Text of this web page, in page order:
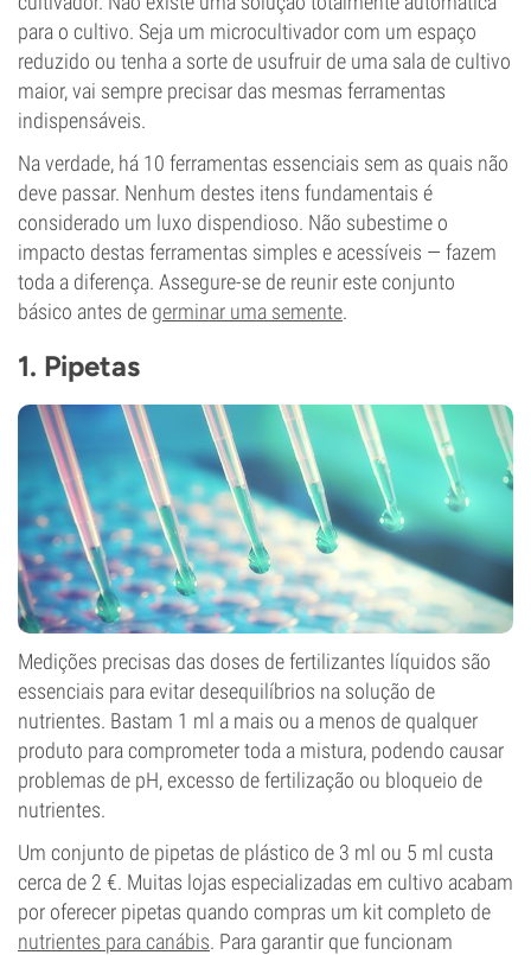
para o cultivo. Seja um microcultivador com um espaço
reduzido ou tenha a sorte de usufruir de uma sala de cultivo
maior, vai sempre precisar das mesmas ferramentas
indispensáveis.
Na verdade, há 10 ferramentas essenciais sem as quais não
deve passar. Nenhum destes itens fundamentais é
considerado um luxo dispendioso. Não subestime o
impacto destas ferramentas simples e acessíveis — fazem
toda a diferença. Assegure-se de reunir este conjunto
básico antes de germinar uma semente.
1. Pipetas
Medições precisas das doses de fertilizantes líquidos são
essenciais para evitar desequilíbrios na solução de
nutrientes. Bastam 1 ml a mais ou a menos de qualquer
produto para comprometer toda a mistura, podendo causar
problemas de pH, excesso de fertilização ou bloqueio de
nutrientes.
Um conjunto de pipetas de plástico de 3 ml ou 5 ml custa
cerca de 2 €. Muitas lojas especializadas em cultivo acabam
por oferecer pipetas quando compras um kit completo de
nutrientes para canábis. Para garantir que funcionam